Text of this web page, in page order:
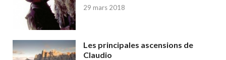
29 mars 2018
Les principales ascensions de
Claudio